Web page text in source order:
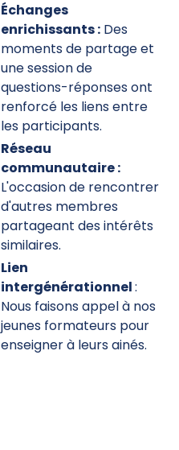
Échanges
enrichissants : Des
moments de partage et
une session de
questions-réponses ont
renforcé les liens entre
les participants.
Réseau
communautaire :
L'occasion de rencontrer
d'autres membres
partageant des intérêts
similaires.
Lien
intergénérationnel:
Nous faisons appel à nos
jeunes formateurs pour
enseigner à leurs ainés.